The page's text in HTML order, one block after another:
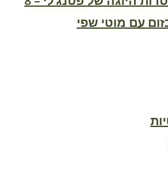
עם מוטי שפי